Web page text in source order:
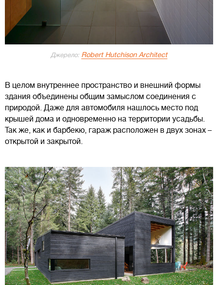
Джерело: Robert Hutchison Architect
В целом внутреннее пространство и внешний формы
здания объединены общим замыслом соединения с
природой. Даже для автомобиля нашлось место под
крышей дома и одновременно на территории усадьбы.
Так же, как и барбекю, гараж расположен в двух зонах –
открытой и закрытой.